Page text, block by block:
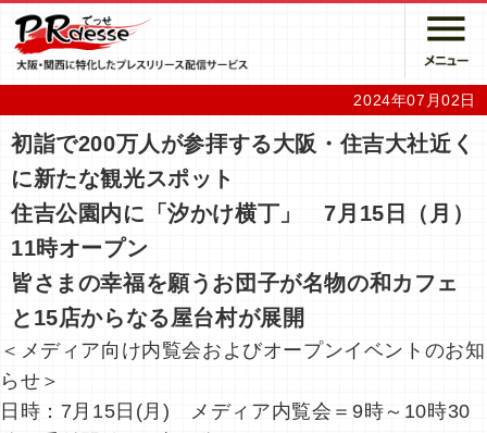
2024年07月02日
初詣で200万人が参拝する大阪・住吉大社近く
に新たな観光スポット
住吉公園内に「汐かけ横丁」 7月15日（月）
11時オープン
皆さまの幸福を願うお団子が名物の和カフェ
と15店からなる屋台村が展開
＜メディア向け内覧会およびオープンイベントのお知
らせ＞
日時：7月15日(月) メディア内覧会＝9時～10時30